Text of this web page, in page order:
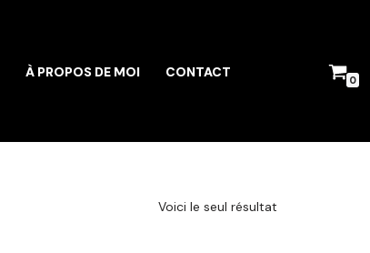
À PROPOS DE MOI CONTACT 0
Voici le seul résultat